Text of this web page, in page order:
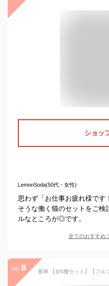
ショッ
LemonSoda(50代・女性)
思わず「お仕事お疲れ様で
そうな働く猫のセットをご検
ルなところが◎です。
全てのおすすめ
no. 8